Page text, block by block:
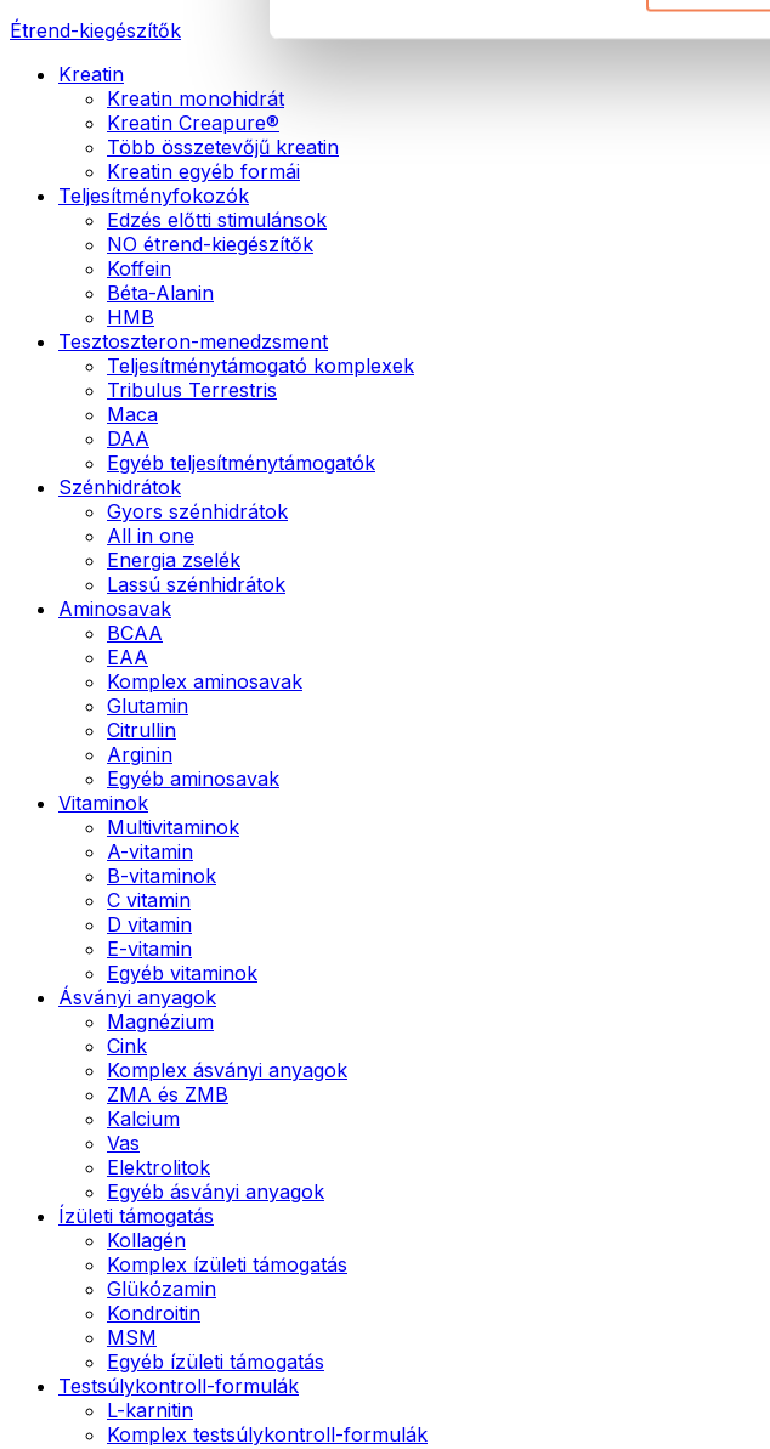
Étrend-kiegészítők
Kreatin
Kreatin monohidrát
Kreatin Creapure®
Több összetevőjű kreatin
Kreatin egyéb formái
Teljesítményfokozók
Edzés előtti stimulánsok
NO étrend-kiegészítők
Koffein
Béta-Alanin
HMB
Tesztoszteron-menedzsment
Teljesítménytámogató komplexek
Tribulus Terrestris
Maca
DAA
Egyéb teljesítménytámogatók
Szénhidrátok
Gyors szénhidrátok
All in one
Energia zselék
Lassú szénhidrátok
Aminosavak
BCAA
EAA
Komplex aminosavak
Glutamin
Citrullin
Arginin
Egyéb aminosavak
Vitaminok
Multivitaminok
A-vitamin
B-vitaminok
C vitamin
D vitamin
E-vitamin
Egyéb vitaminok
Ásványi anyagok
Magnézium
Cink
Komplex ásványi anyagok
ZMA és ZMB
Kalcium
Vas
Elektrolitok
Egyéb ásványi anyagok
Ízületi támogatás
Kollagén
Komplex ízületi támogatás
Glükózamin
Kondroitin
MSM
Egyéb ízületi támogatás
Testsúlykontroll-formulák
L-karnitin
Komplex testsúlykontroll-formulák